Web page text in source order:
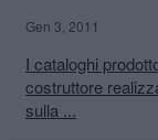
Gen 3, 2011
I cataloghi
costruttore
sulla ...